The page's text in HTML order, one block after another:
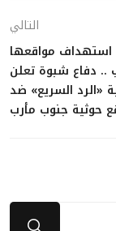
التالي
استهداف مواقعها
.. دفاع شبوة تعلن
«الرد السريع» ضد
حوثية جنوب مأرب